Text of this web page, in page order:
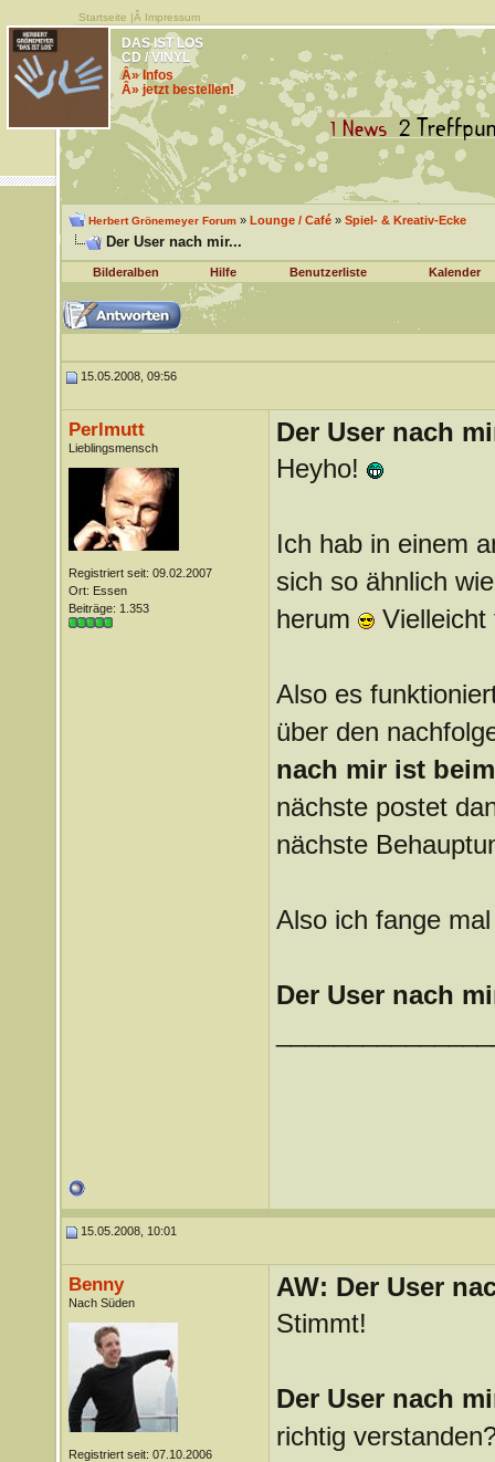
Startseite |Â Impressum
DAS IST LOS
CD / VINYL
Â» Infos
Â» jetzt bestellen!
Herbert Grönemeyer Forum» Lounge / Café» Spiel- & Kreativ-Ecke
Der User nach mir...
Bilderalben Hilfe Benutzerliste Kalender
15.05.2008, 09:56
Perlmutt
Lieblingsmensch
Registriert seit: 09.02.2007
Ort: Essen
Beiträge: 1.353
Der User nach
Heyho!
Ich hab in einem
sich so ähnlich
herum
Vielleicht
Also es
über den
nach mir ist
nächste postet
nächste
Also ich fange
Der User nach
15.05.2008, 10:01
Benny
Nach Süden
Registriert seit: 07.10.2006
AW: Der User
Stimmt!
Der User nach
richtig